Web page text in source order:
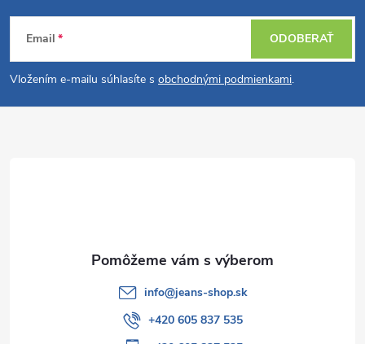
Z
á
p
Email
Vložením e-mailu súhlasíte s obchodnými podmienkami.
ODOBERAŤ
info@jeans-shop.sk
+420 605 837 535